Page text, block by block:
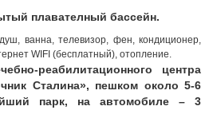
плавателный бассейн.
ванна, телевизор, фен, кондиционер,
WIFI (бесплатный), отопление.
реабилитационного центра
Сталина», пешком около 5-6
парк, на автомобиле – 3